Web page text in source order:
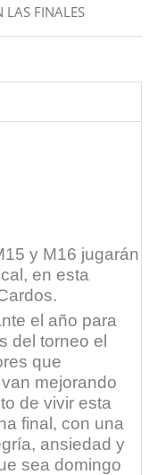
LAS FINALES
y M16 jugarán
en esta
el año para
del torneo el
que
mejorando
de vivir esta
final, con una
ansiedad y
sea domingo